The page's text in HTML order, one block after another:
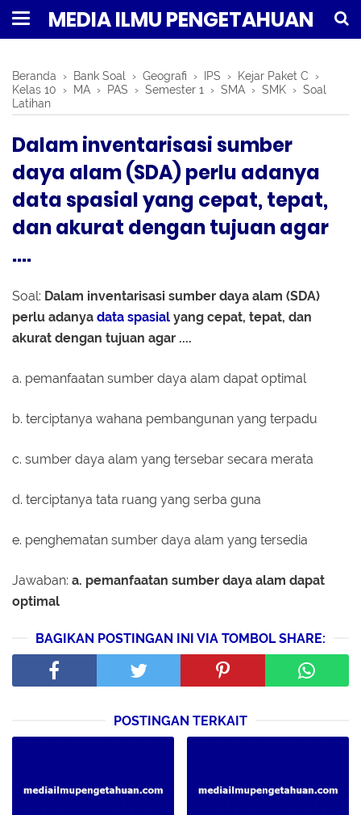
MEDIA ILMU PENGETAHUAN
Beranda › Bank Soal › Geografi › IPS › Kejar Paket C ›
Kelas 10 › MA › PAS › Semester 1 › SMA › SMK › Soal
Latihan
Dalam inventarisasi sumber
daya alam (SDA) perlu adanya
data spasial yang cepat, tepat,
dan akurat dengan tujuan agar
....
Soal: Dalam inventarisasi sumber daya alam (SDA)
perlu adanya data spasial yang cepat, tepat, dan
akurat dengan tujuan agar ....
a. pemanfaatan sumber daya alam dapat optimal
b. terciptanya wahana pembangunan yang terpadu
c. sumber daya alam yang tersebar secara merata
d. terciptanya tata ruang yang serba guna
e. penghematan sumber daya alam yang tersedia
Jawaban: a. pemanfaatan sumber daya alam dapat
optimal
BAGIKAN POSTINGAN INI VIA TOMBOL SHARE:
POSTINGAN TERKAIT